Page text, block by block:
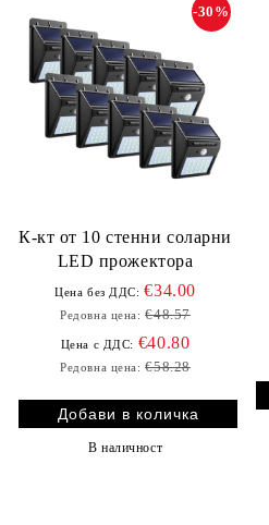
К-кт от 10 стенни соларни
LED прожектора
-30%
Цена без ДДС: €34.00
Редовна цена: €48.57
Цена с ДДС: €40.80
Редовна цена: €58.28
В наличност